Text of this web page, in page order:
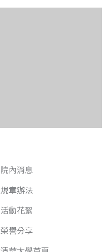
院內消息
規章辦法
活動花絮
榮譽分享